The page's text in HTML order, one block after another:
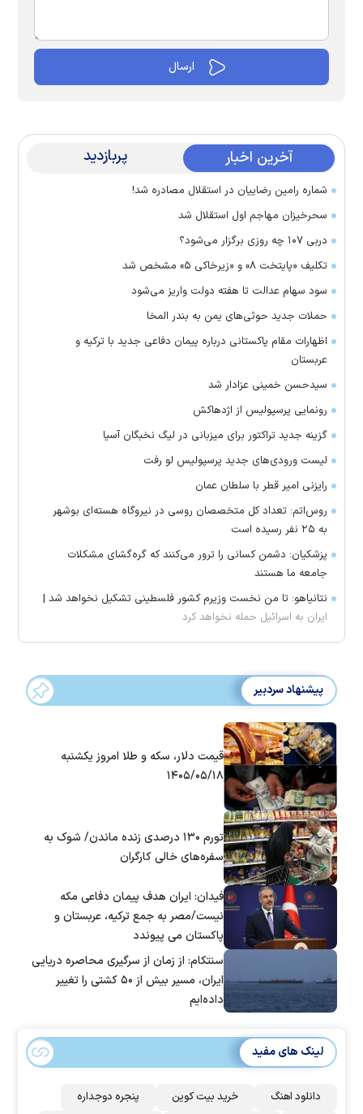
آخرین اخبار پربازدید
شماره رامین رضاییان در استقلال مصادره شد!
سحرخیزان مهاجم اول استقلال شد
دربی ۱۰۷ چه روزی برگزار می‌شود؟
تکلیف «پایتخت ۸» و «زیرخاکی ۵» مشخص شد
سود سهام عدالت تا هفته دولت واریز می‌شود
حملات جدید حوثی‌های یمن به بندر المخا
اظهارات مقام پاکستانی درباره پیمان دفاعی جدید با ترکیه و
عربستان
سیدحسن خمینی عزادار شد
رونمایی پرسپولیس از اژدهاکش
گزینه جدید تراکتور برای میزبانی در لیگ نخبگان آسیا
لیست ورودی‌های جدید پرسپولیس لو رفت
رایزنی امیر قطر با سلطان عمان
روس‌اتم: تعداد کل متخصصان روسی در نیروگاه هسته‌ای بوشهر
به ۲۵ نفر رسیده است
پزشکیان: دشمن کسانی را ترور می‌کنند که گره‌گشای مشکلات
جامعه ما هستند
نتانیاهو: تا من نخست وزیرم کشور فلسطینی تشکیل نخواهد شد |
ایران به اسرائیل حمله نخواهد کرد
پیشنهاد سردبیر
قیمت دلار، سکه و طلا امروز یکشنبه
۱۴۰۵/۰۵/۱۸
تورم ۱۳۰ درصدی زنده ماندن/ شوک به
سفره‌های خالی کارگران
فیدان: ایران هدف پیمان دفاعی مکه
نیست/مصر به جمع ترکیه، عربستان و
پاکستان می پیوندد
سنتکام: از زمان از سرگیری محاصره دریایی
ایران، مسیر بیش از ۵۰ کشتی را تغییر
داده‌ایم
لینک های مفید
دانلود اهنگ خرید بیت کوین پنجره دوجداره